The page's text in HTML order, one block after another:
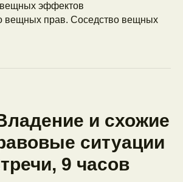
эффектов
вещных прав. Соседство вещных
и схожие
ситуации
9 часов